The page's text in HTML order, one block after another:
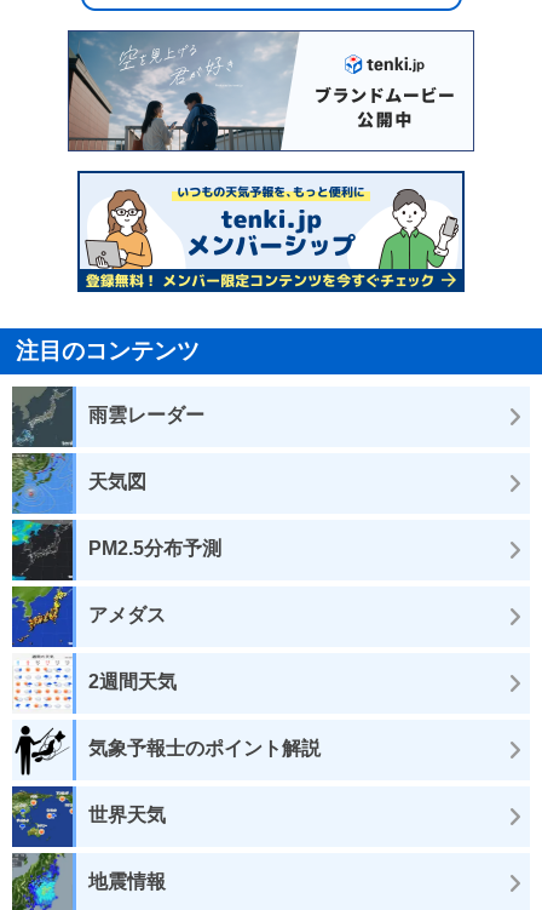
注目のコンテンツ
雨雲レーダー
天気図
PM2.5分布予測
アメダス
2週間天気
気象予報士のポイント解説
世界天気
地震情報